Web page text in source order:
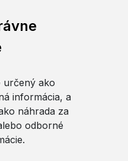
určený ako
informácia, a
náhrada za
odborné